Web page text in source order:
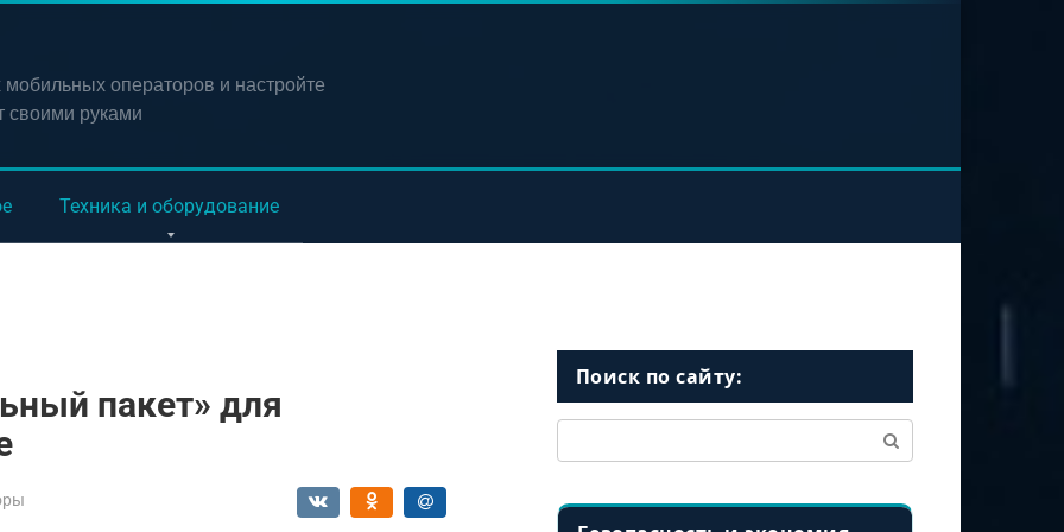
мобильных операторов и настройте
своими руками
Техника и оборудование
пакет» для
Поиск по сайту: